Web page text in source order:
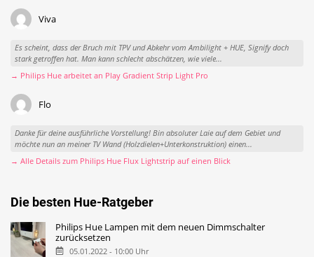
Viva
Es scheint, dass der Bruch mit TPV und Abkehr vom Ambilight + HUE, Signify doch
stark getroffen hat. Man kann schlecht abschätzen, wie viele...
→ Philips Hue arbeitet an Play Gradient Strip Light Pro
Flo
Danke für deine ausführliche Vorstellung! Bin absoluter Laie auf dem Gebiet und
möchte nun an meiner TV Wand (Holzdielen+Unterkonstruktion) einen...
→ Alle Details zum Philips Hue Flux Lightstrip auf einen Blick
Die besten Hue-Ratgeber
Philips Hue Lampen mit dem neuen Dimmschalter
zurücksetzen
05.01.2022 - 10:00 Uhr